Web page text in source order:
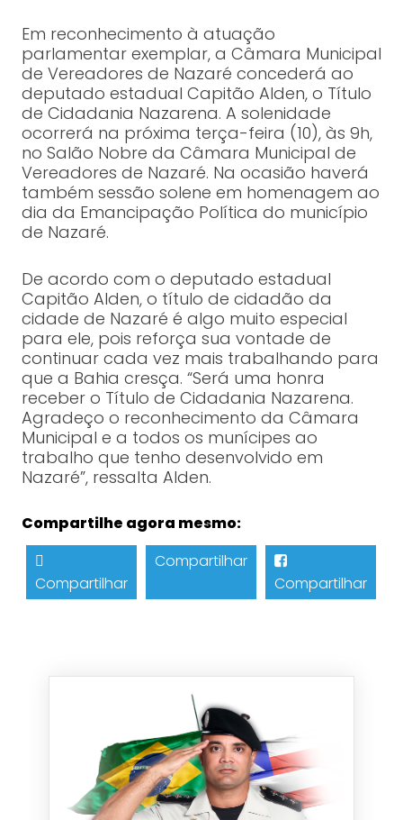
Em reconhecimento à atuação
parlamentar exemplar, a Câmara Municipal
de Vereadores de Nazaré concederá ao
deputado estadual Capitão Alden, o Título
de Cidadania Nazarena. A solenidade
ocorrerá na próxima terça-feira (10), às 9h,
no Salão Nobre da Câmara Municipal de
Vereadores de Nazaré. Na ocasião haverá
também sessão solene em homenagem ao
dia da Emancipação Política do município
de Nazaré.
De acordo com o deputado estadual
Capitão Alden, o título de cidadão da
cidade de Nazaré é algo muito especial
para ele, pois reforça sua vontade de
continuar cada vez mais trabalhando para
que a Bahia cresça. “Será uma honra
receber o Título de Cidadania Nazarena.
Agradeço o reconhecimento da Câmara
Municipal e a todos os munícipes ao
trabalho que tenho desenvolvido em
Nazaré”, ressalta Alden.
Compartilhe agora mesmo:
Compartilhar
Compartilhar
Compartilhar